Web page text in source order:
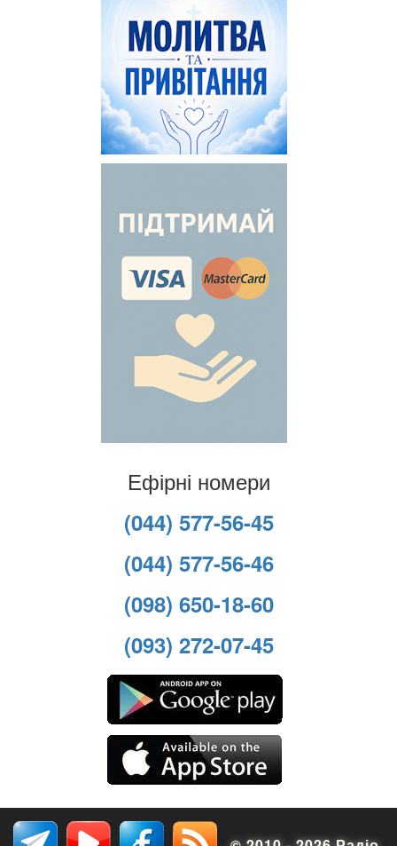
Ефірні номери
(044) 577-56-45
(044) 577-56-46
(098) 650-18-60
(093) 272-07-45